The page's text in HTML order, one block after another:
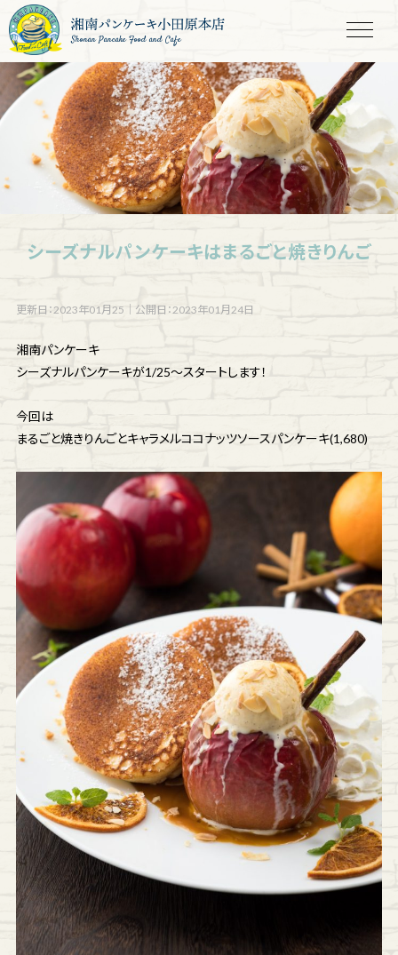
Shonan Pancake Food and Cafe
シーズナルパンケーキはまるごと焼きりんご
更新日：2023年01月25 公開日：2023年01月24日
湘南パンケーキ
シーズナルパンケーキが1/25〜スタートします！
今回は
まるごと焼きりんごとキャラメルココナッツソースパンケーキ(1,680)